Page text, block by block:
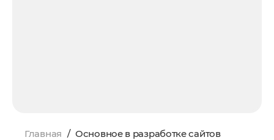
Главная / Основное в разработке сайтов